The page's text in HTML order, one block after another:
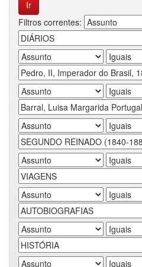
Filtros correntes: